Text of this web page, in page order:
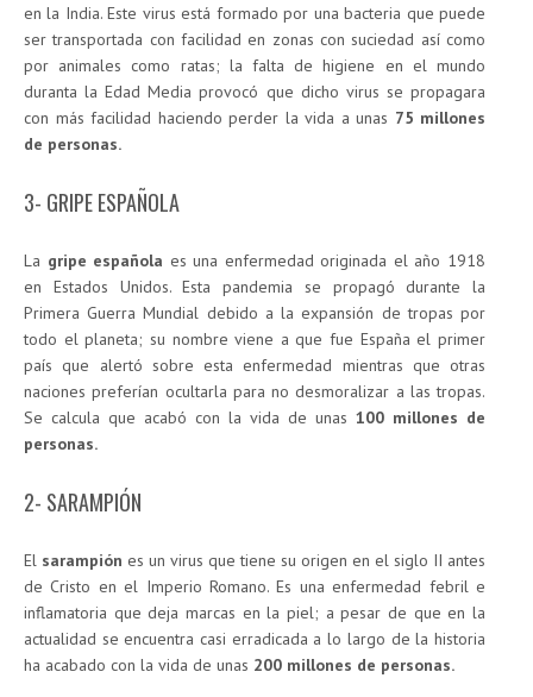
en la India. Este virus está formado por una bacteria que puede
ser transportada con facilidad en zonas con suciedad así como
por animales como ratas; la falta de higiene en el mundo
duranta la Edad Media provocó que dicho virus se propagara
con más facilidad haciendo perder la vida a unas 75 millones
de personas.
3- GRIPE ESPAÑOLA
La gripe española es una enfermedad originada el año 1918
en Estados Unidos. Esta pandemia se propagó durante la
Primera Guerra Mundial debido a la expansión de tropas por
todo el planeta; su nombre viene a que fue España el primer
país que alertó sobre esta enfermedad mientras que otras
naciones preferían ocultarla para no desmoralizar a las tropas.
Se calcula que acabó con la vida de unas 100 millones de
personas.
2- SARAMPIÓN
El sarampión es un virus que tiene su origen en el siglo II antes
de Cristo en el Imperio Romano. Es una enfermedad febril e
inflamatoria que deja marcas en la piel; a pesar de que en la
actualidad se encuentra casi erradicada a lo largo de la historia
ha acabado con la vida de unas 200 millones de personas.